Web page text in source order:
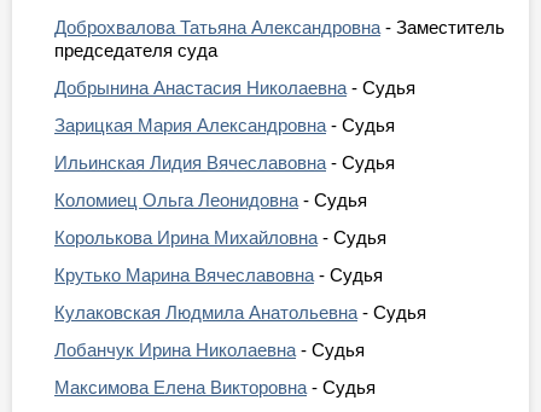
Доброхвалова Татьяна Александровна - Заместитель
председателя суда
Добрынина Анастасия Николаевна - Судья
Зарицкая Мария Александровна - Судья
Ильинская Лидия Вячеславовна - Судья
Коломиец Ольга Леонидовна - Судья
Королькова Ирина Михайловна - Судья
Крутько Марина Вячеславовна - Судья
Кулаковская Людмила Анатольевна - Судья
Лобанчук Ирина Николаевна - Судья
Максимова Елена Викторовна - Судья